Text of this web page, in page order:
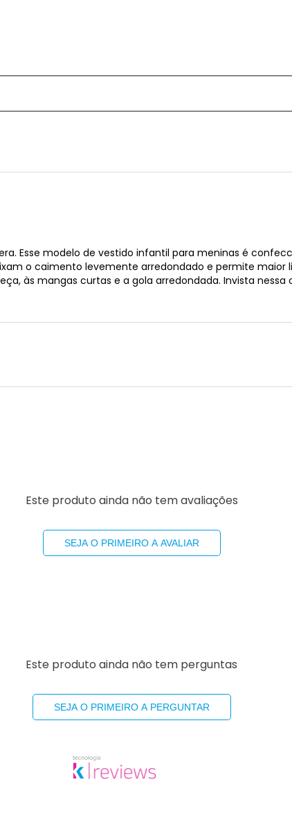
Esse modelo de vestido infantil para meninas é
o caimento levemente arredondado e permite maior
às mangas curtas e a gola arredondada. Invista
Este produto ainda não tem avaliações
SEJA O PRIMEIRO A AVALIAR
Este produto ainda não tem perguntas
SEJA O PRIMEIRO A PERGUNTAR